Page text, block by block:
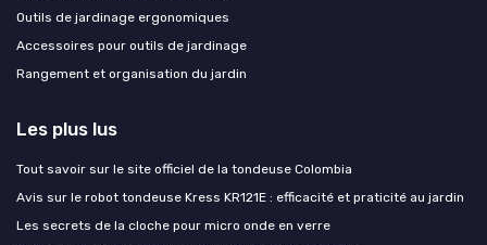
Outils de jardinage ergonomiques
Accessoires pour outils de jardinage
Rangement et organisation du jardin
Les plus lus
Tout savoir sur le site officiel de la tondeuse Colombia
Avis sur le robot tondeuse Kress KR121E : efficacité et praticité au jardin
Les secrets de la cloche pour micro onde en verre